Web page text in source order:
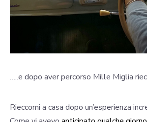
…..e dopo aver percorso Mille Miglia
Rieccomi a casa dopo un’esperienza